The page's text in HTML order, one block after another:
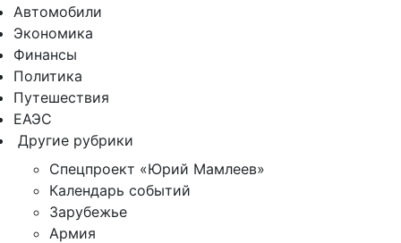
Автомобили
Экономика
Финансы
Политика
Путешествия
ЕАЭС
Другие рубрики
Спецпроект «Юрий Мамлеев»
Календарь событий
Зарубежье
Армия